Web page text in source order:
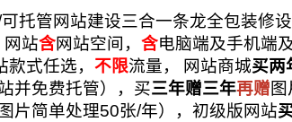
管网站建设三合一条龙全包装修
网站含网站空间， 含电脑端及手机端
款式任选， 不限流量， 网站商城买两
并免费托管），买三年赠三年再赠
片简单处理50张/年），初级版网站